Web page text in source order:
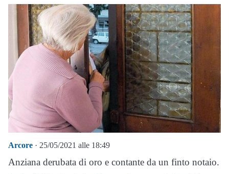
Arcore · 25/05/2021 alle 18:49
Anziana derubata di oro e contante da un finto notaio.